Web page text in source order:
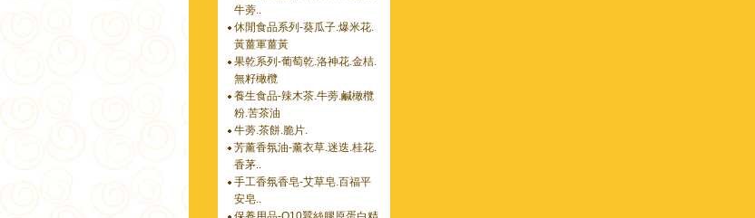
牛蒡..
休閒食品系列-葵瓜子.爆米花.
黃薑軍薑黃
果乾系列-葡萄乾.洛神花.金桔.
無籽橄欖
養生食品-辣木茶.牛蒡.鹹橄欖
粉.苦茶油
牛蒡.茶餅.脆片.
芳薰香氛油-薰衣草.迷迭.桂花.
香茅..
手工香氛香皂-艾草皂.百福平
安皂..